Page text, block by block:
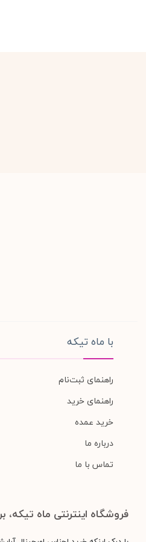
با ماه تیکه
راهنمای ثبت‌نام
راهنمای خرید
خرید عمده
درباره ما
تماس با ما
فروشگاه اینترنتی ماه تیکه،